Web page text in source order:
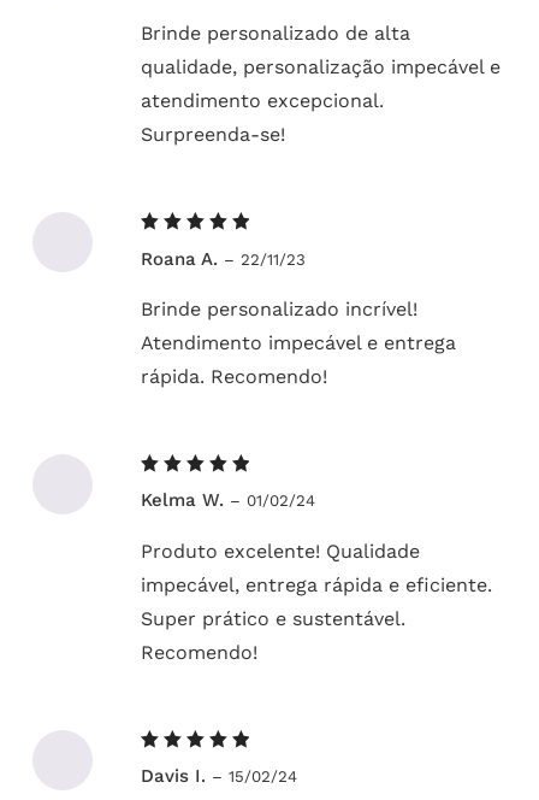
Brinde personalizado de alta
qualidade, personalização impecável e
atendimento excepcional.
Surpreenda-se!
5de 5
Roana A. – 22/11/23
Brinde personalizado incrível!
Atendimento impecável e entrega
rápida. Recomendo!
5de 5
Kelma W. – 01/02/24
Produto excelente! Qualidade
impecável, entrega rápida e eficiente.
Super prático e sustentável.
Recomendo!
5de 5
Davis I. – 15/02/24